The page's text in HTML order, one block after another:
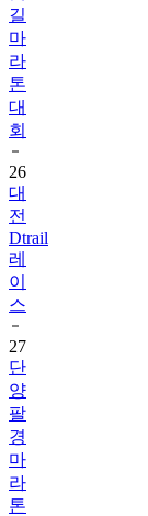
길
마
라
톤
대
회
26
대
전
Dtrail
레
이
스
27
단
양
팔
경
마
라
톤